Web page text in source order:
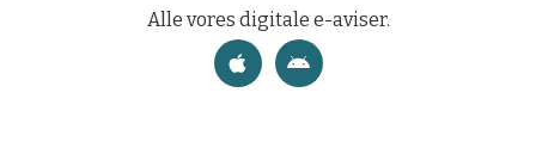
Alle vores digitale e-aviser.